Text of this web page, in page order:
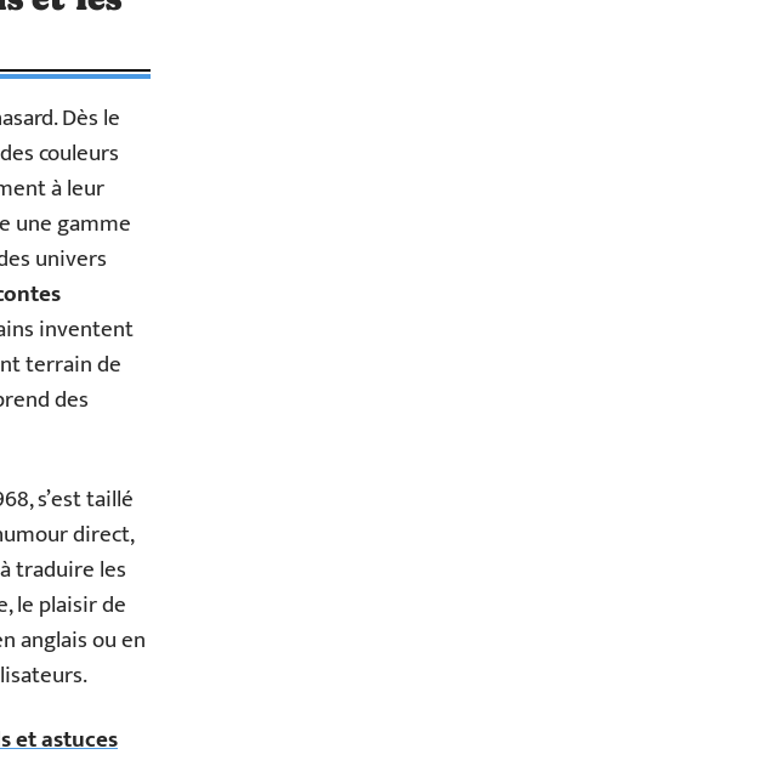
Dès le
couleurs
à leur
une gamme
univers
inventent
terrain de
des
s’est taillé
direct,
traduire les
le plaisir de
anglais ou en
et astuces